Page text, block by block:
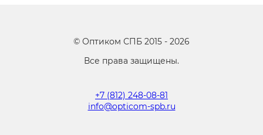
© Оптиком СПБ 2015 - 2026
Все права защищены.
+7 (812) 248-08-81
info@opticom-spb.ru